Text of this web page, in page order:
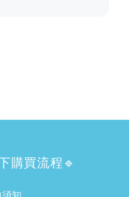
購買流程🔹